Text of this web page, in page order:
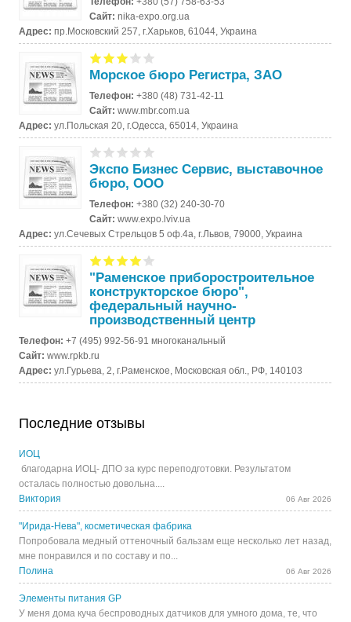
Сайт:nika-expo.org.ua
Адрес:пр.Московский 257, г.Харьков, 61044, Украина
Морское бюро Регистра, ЗАО
Телефон:+380 (48) 731-42-11
Сайт:www.mbr.com.ua
Адрес:ул.Польская 20, г.Одесса, 65014, Украина
Экспо Бизнес Сервис, выставочное
бюро, ООО
Телефон:+380 (32) 240-30-70
Сайт:www.expo.lviv.ua
Адрес:ул.Сечевых Стрельцов 5 оф.4а, г.Львов, 79000, Украина
"Раменское приборостроительное
конструкторское бюро",
федеральный научно-
производственный центр
Телефон:+7 (495) 992-56-91 многоканальный
Сайт:www.rpkb.ru
Адрес:ул.Гурьева, 2, г.Раменское, Московская обл., РФ, 140103
Последние отзывы
ИОЦ
благодарна ИОЦ- ДПО за курс переподготовки. Результатом
осталась полностью довольна....
Виктория
06 Авг 2026
"Ирида-Нева", косметическая фабрика
Попробовала медный оттеночный бальзам еще несколько лет назад,
мне понравился и по составу и по...
Полина
06 Авг 2026
Элементы питания GP
У меня дома куча беспроводных датчиков для умного дома, те, что